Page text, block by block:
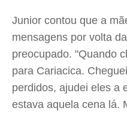
Junior contou que a
mensagens por volta
preocupado. "Quando
para Cariacica.
perdidos, ajudei eles a
estava aquela cena lá.